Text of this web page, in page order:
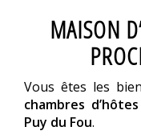
MAISON
Vous êtes les
chambres
Puy du Fou.